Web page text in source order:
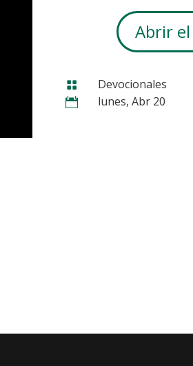
Abrir
 Devocionales
 lunes, Abr 20